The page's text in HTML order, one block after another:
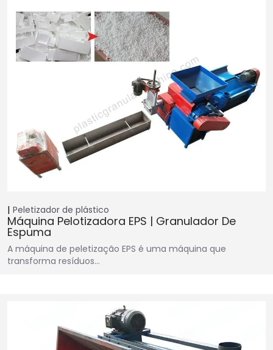
Peletizador de plástico
Máquina Pelotizadora EPS | Granulador De
Espuma
A máquina de peletização EPS é uma máquina que
transforma resíduos…